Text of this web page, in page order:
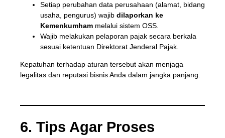
Setiap perubahan data perusahaan (alamat, bidang
usaha, pengurus) wajib dilaporkan ke
Kemenkumhammelalui sistem OSS.
Wajib melakukan pelaporan pajak secara berkala
sesuai ketentuan Direktorat Jenderal Pajak.
Kepatuhan terhadap aturan tersebut akan menjaga
legalitas dan reputasi bisnis Anda dalam jangka panjang.
6. Tips Agar Proses